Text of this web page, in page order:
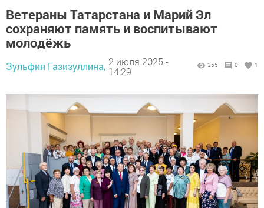
Ветераны Татарстана и Марий Эл
сохраняют память и воспитывают
молодёжь
Зульфия Газизуллина, 2 июля 2025 -
14:29
355 0 1